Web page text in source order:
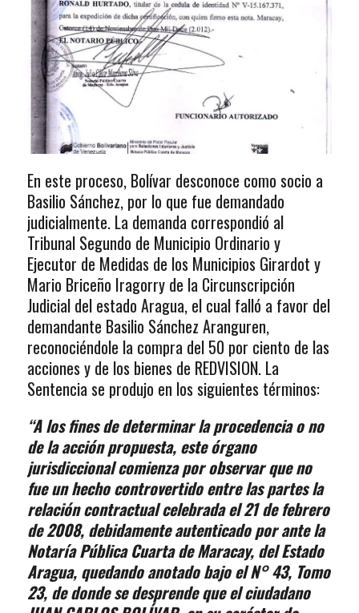
En este proceso, Bolívar desconoce como socio a
Basilio Sánchez, por lo que fue demandado
judicialmente. La demanda correspondió al
Tribunal Segundo de Municipio Ordinario y
Ejecutor de Medidas de los Municipios Girardot y
Mario Briceño Iragorry de la Circunscripción
Judicial del estado Aragua, el cual falló a favor del
demandante Basilio Sánchez Aranguren,
reconociéndole la compra del 50 por ciento de las
acciones y de los bienes de REDVISION. La
Sentencia se produjo en los siguientes términos:
“A los fines de determinar la procedencia o no
de la acción propuesta, este órgano
jurisdiccional comienza por observar que no
fue un hecho controvertido entre las partes la
relación contractual celebrada el 21 de febrero
de 2008, debidamente autenticado por ante la
Notaría Pública Cuarta de Maracay, del Estado
Aragua, quedando anotado bajo el N° 43, Tomo
23, de donde se desprende que el ciudadano